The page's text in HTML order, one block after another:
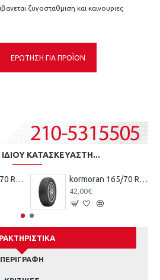
ζυγοσταθμιση και καινουριες
ΕΡΏΤΗΣΗ ΓΙΑ ΠΡΟΪΌΝ
ΚΑΤΑΣΚΕΥΑΣΤΉ...
kormoran 155/70 R13 75T TL ROAD KO kormoran 165/70 R13 79T TL ROAD KO
42,00€
ΠΕΡΙΓΡΑΦΉ